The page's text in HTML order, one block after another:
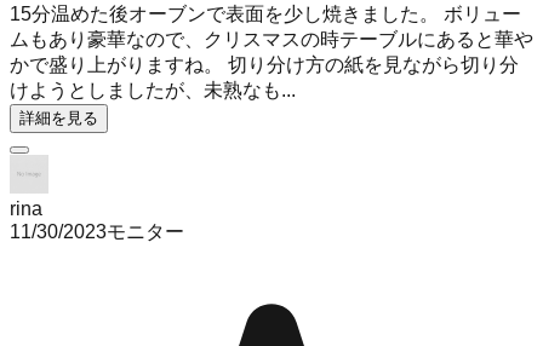
15分温めた後オーブンで表面を少し焼きました。 ボリュー
ムもあり豪華なので、クリスマスの時テーブルにあると華や
かで盛り上がりますね。 切り分け方の紙を見ながら切り分
けようとしましたが、未熟なも...
詳細を見る
rina
11/30/2023モニター